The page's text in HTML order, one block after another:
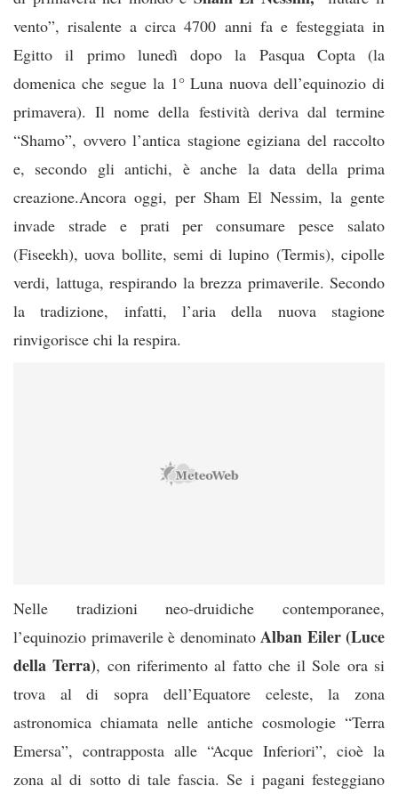
vento”, risalente a circa 4700 anni fa e festeggiata in
Egitto il primo lunedì dopo la Pasqua Copta (la
domenica che segue la 1° Luna nuova dell’equinozio di
primavera). Il nome della festività deriva dal termine
“Shamo”, ovvero l’antica stagione egiziana del raccolto
e, secondo gli antichi, è anche la data della prima
creazione.Ancora oggi, per Sham El Nessim, la gente
invade strade e prati per consumare pesce salato
(Fiseekh), uova bollite, semi di lupino (Termis), cipolle
verdi, lattuga, respirando la brezza primaverile. Secondo
la tradizione, infatti, l’aria della nuova stagione
rinvigorisce chi la respira.
Nelle tradizioni neo-druidiche contemporanee,
l’equinozio primaverile è denominato Alban Eiler (Luce
della Terra), con riferimento al fatto che il Sole ora si
trova al di sopra dell’Equatore celeste, la zona
astronomica chiamata nelle antiche cosmologie “Terra
Emersa”, contrapposta alle “Acque Inferiori”, cioè la
zona al di sotto di tale fascia. Se i pagani festeggiano